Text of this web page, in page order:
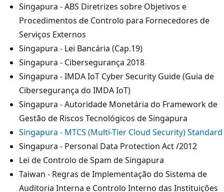
Singapura - ABS Diretrizes sobre Objetivos e
Procedimentos de Controlo para Fornecedores de
Serviços Externos
Singapura - Lei Bancária (Cap.19)
Singapura - Cibersegurança 2018
Singapura - IMDA IoT Cyber Security Guide (Guia de
Cibersegurança do IMDA IoT)
Singapura - Autoridade Monetária do Framework de
Gestão de Riscos Tecnológicos de Singapura
Singapura - MTCS (Multi-Tier Cloud Security) Standard
Singapura - Personal Data Protection Act /2012
Lei de Controlo de Spam de Singapura
Taiwan - Regras de Implementação do Sistema de
Auditoria Interna e Controlo Interno das Instituições